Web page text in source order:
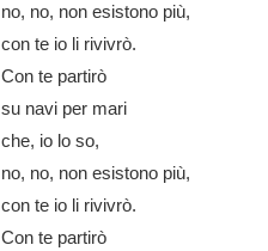
no, no, non esistono più,
con te io li rivivrò.
Con te partirò
su navi per mari
che, io lo so,
no, no, non esistono più,
con te io li rivivrò.
Con te partirò